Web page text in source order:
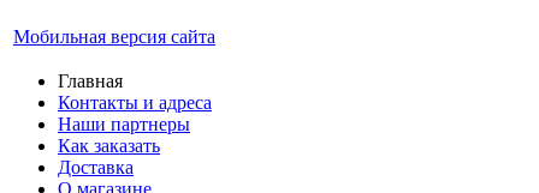
Мобильная версия сайта
Главная
Контакты и адреса
Наши партнеры
Как заказать
Доставка
О магазине